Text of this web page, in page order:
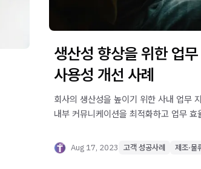
생산성 향상을 위한 업
사용성 개선 사례
회사의 생산성을 높이기 위한 사내 업무
내부 커뮤니케이션을 최적화하고 업무
Aug 17, 2023 고객 성공사례 제조·물